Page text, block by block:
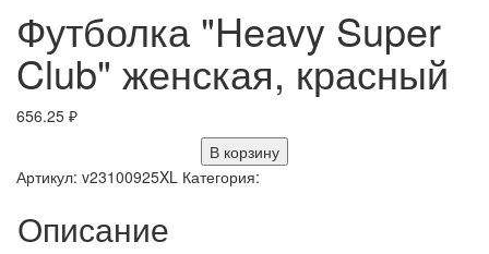
Футболка "Heavy Super
Club" женская, красный
656.25 ₽
В корзину
Артикул: v23100925XL Категория:
Описание